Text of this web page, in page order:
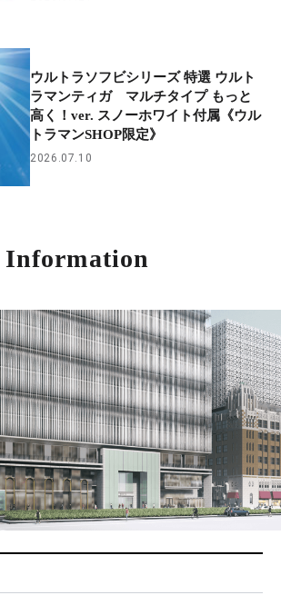
ウルトラソフビシリーズ 特選 ウルト
ラマンティガ マルチタイプ もっと
高く！ver. スノーホワイト付属《ウル
トラマンSHOP限定》
2026.07.10
Information